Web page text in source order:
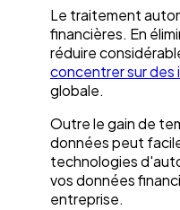
Le traitement
financières. En
réduire
concentrer sur
globale.
Outre le gain de
données peut
technologies
vos données
entreprise.